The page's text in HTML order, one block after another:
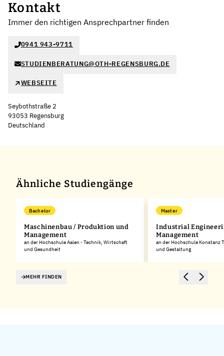
Kontakt
Immer den richtigen Ansprechpartner finden
0941 943-9711
STUDIENBERATUNG@OTH-REGENSBURG.DE
WEBSEITE
Seybothstraße 2
93053 Regensburg
Deutschland
Ähnliche Studiengänge
Bachelor
Maschinenbau / Produktion und
Management
an der Hochschule Aalen - Technik, Wirtschaft
und Gesundheit
Master
Industrial
Management
an der Hochschule Konstanz
und Gestaltung
MEHR FINDEN